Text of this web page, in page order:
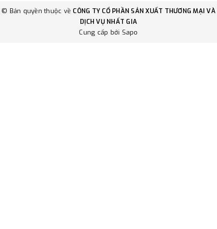
© Bản quyền thuộc về CÔNG TY CỔ PHẦN SẢN XUẤT THƯƠNG MẠI VÀ
DỊCH VỤ NHẤT GIA
Cung cấp bởi Sapo